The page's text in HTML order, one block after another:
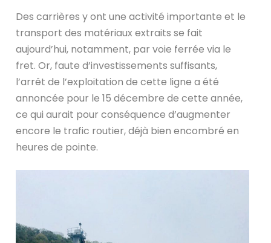
Des carrières y ont une activité importante et le
transport des matériaux extraits se fait
aujourd’hui, notamment, par voie ferrée via le
fret. Or, faute d’investissements suffisants,
l’arrêt de l’exploitation de cette ligne a été
annoncée pour le 15 décembre de cette année,
ce qui aurait pour conséquence d’augmenter
encore le trafic routier, déjà bien encombré en
heures de pointe.